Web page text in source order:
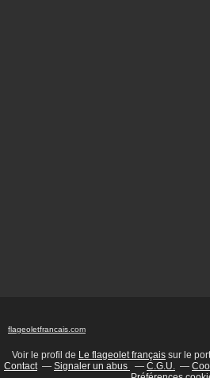
flageoletfrancais .com
Voir le profil de Le flageolet français sur le
Contact
Signaler un abus C.G.U.